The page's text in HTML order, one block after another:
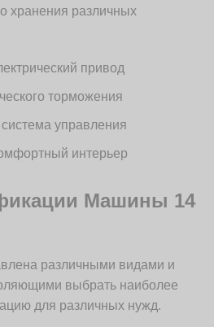
хранения различных
привод
торможения
управления
интерьер
Машины 14
различными видами и
выбрать наиболее
для различных нужд.